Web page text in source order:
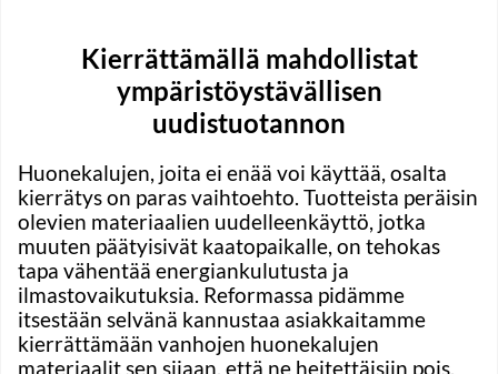
Kierrättämällä mahdollistat
ympäristöystävällisen
uudistuotannon
Huonekalujen, joita ei enää voi käyttää, osalta
kierrätys on paras vaihtoehto. Tuotteista peräisin
olevien materiaalien uudelleenkäyttö, jotka
muuten päätyisivät kaatopaikalle, on tehokas
tapa vähentää energiankulutusta ja
ilmastovaikutuksia. Reformassa pidämme
itsestään selvänä kannustaa asiakkaitamme
kierrättämään vanhojen huonekalujen
materiaalit sen sijaan, että ne heitettäisiin pois.